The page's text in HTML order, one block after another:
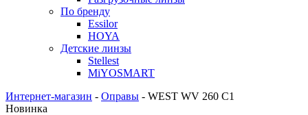
По бренду
Essilor
HOYA
Детские линзы
Stellest
MiYOSMART
Интернет-магазин - Оправы - WEST WV 260 C1
Новинка